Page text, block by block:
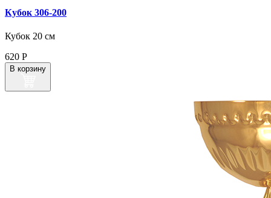
Кубок 306‑200
Кубок 20 см
620 Р
В корзину